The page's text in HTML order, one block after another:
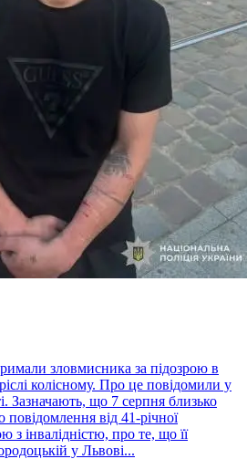
зловмисника за підозрою в
колісному. Про це повідомили у
Зазначають, що 7 серпня близько
повідомлення від 41-річної
з інвалідністю, про те, що її
у Львові...